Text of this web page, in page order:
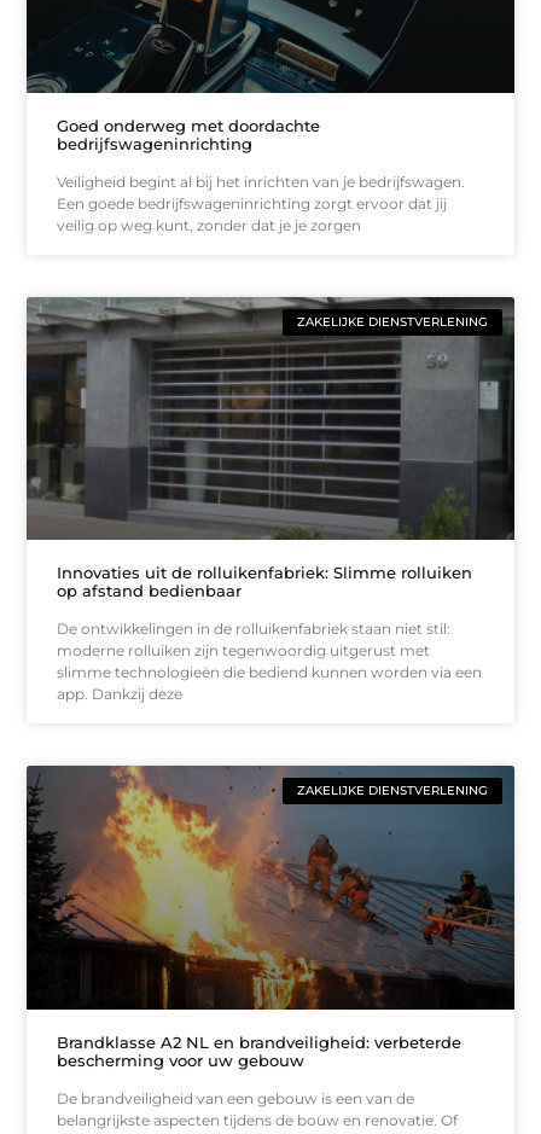
Goed onderweg met doordachte
bedrijfswageninrichting
Veiligheid begint al bij het inrichten van je bedrijfswagen.
Een goede bedrijfswageninrichting zorgt ervoor dat jij
veilig op weg kunt, zonder dat je je zorgen
ZAKELIJKE DIENSTVERLENING
Innovaties uit de rolluikenfabriek: Slimme rolluiken
op afstand bedienbaar
De ontwikkelingen in de rolluikenfabriek staan niet stil:
moderne rolluiken zijn tegenwoordig uitgerust met
slimme technologieën die bediend kunnen worden via een
app. Dankzij deze
ZAKELIJKE DIENSTVERLENING
Brandklasse A2 NL en brandveiligheid: verbeterde
bescherming voor uw gebouw
De brandveiligheid van een gebouw is een van de
belangrijkste aspecten tijdens de bouw en renovatie. Of